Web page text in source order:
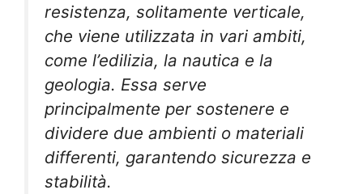
resistenza, solitamente verticale,
che viene utilizzata in vari ambiti,
come l’edilizia, la nautica e la
geologia. Essa serve
principalmente per sostenere e
dividere due ambienti o materiali
differenti, garantendo sicurezza e
stabilità.